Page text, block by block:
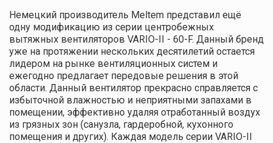
Немецкий производитель Meltem представил ещё
одну модификацию из серии центробежных
вытяжных вентиляторов VARIO-II - 60-F. Данный бренд
уже на протяжении нескольких десятилетий остается
лидером на рынке вентиляционных систем и
ежегодно предлагает передовые решения в этой
области. Данный вентилятор прекрасно справляется с
избыточной влажностью и неприятными запахами в
помещении, эффективно удаляя отработанный воздух
из грязных зон (санузла, гардеробной, кухонного
помещения и других). Каждая модель серии VARIO-II